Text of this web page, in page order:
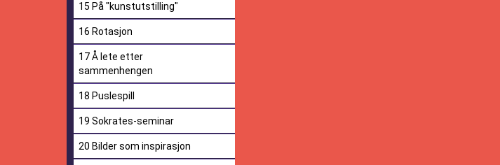
15 På "kunstutstilling"
16 Rotasjon
17 Å lete etter
sammenhengen
18 Puslespill
19 Sokrates-seminar
20 Bilder som inspirasjon